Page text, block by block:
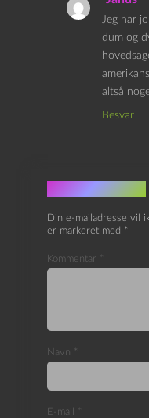
Jeg har
dum og
altså
Besvar
Skriv et svar
Din e-mailadresse vil
er markeret med *
Kommentar *
Navn *
E-mail *